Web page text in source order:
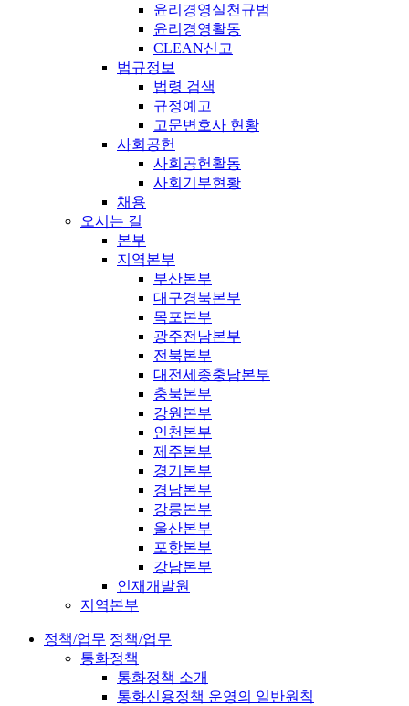
윤리경영실천규범
윤리경영활동
CLEAN신고
법규정보
법령 검색
규정예고
고문변호사 현황
사회공헌
사회공헌활동
사회기부현황
채용
오시는 길
본부
지역본부
부산본부
대구경북본부
목포본부
광주전남본부
전북본부
대전세종충남본부
충북본부
강원본부
인천본부
제주본부
경기본부
경남본부
강릉본부
울산본부
포항본부
강남본부
인재개발원
지역본부
정책/업무 정책/업무
통화정책
통화정책 소개
통화신용정책 운영의 일반원칙